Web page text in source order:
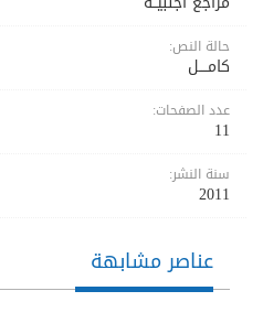
حالة النص:
كامــــل
عدد الصفحات:
11
سنة النشر:
2011
عناصر مشابهة